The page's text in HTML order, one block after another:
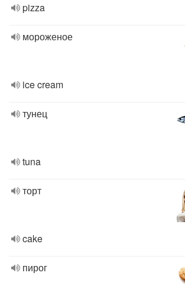
pizza
мороженое
ice cream
тунец
tuna
торт
cake
пирог